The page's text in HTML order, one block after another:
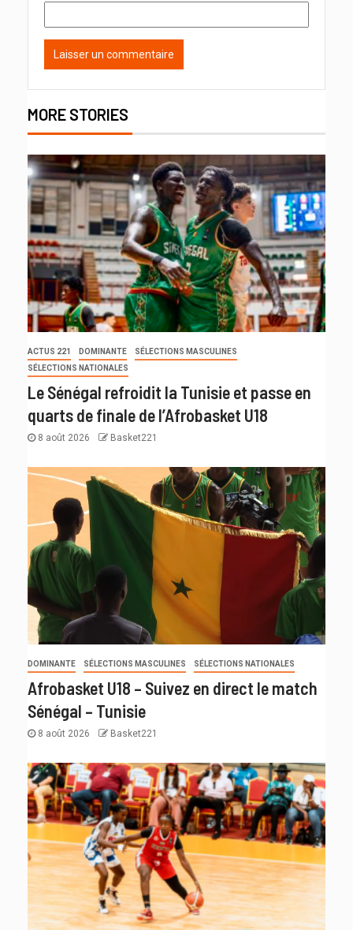
MORE STORIES
ACTUS 221 DOMINANTE
SÉLECTIONS MASCULINES
SÉLECTIONS NATIONALES
Le Sénégal refroidit la Tunisie et passe en
quarts de finale de l’Afrobasket U18
8 août 2026 Basket221
DOMINANTE SÉLECTIONS MASCULINES SÉLECTIONS NATIONALES
Afrobasket U18 – Suivez en direct le match
Sénégal – Tunisie
8 août 2026 Basket221